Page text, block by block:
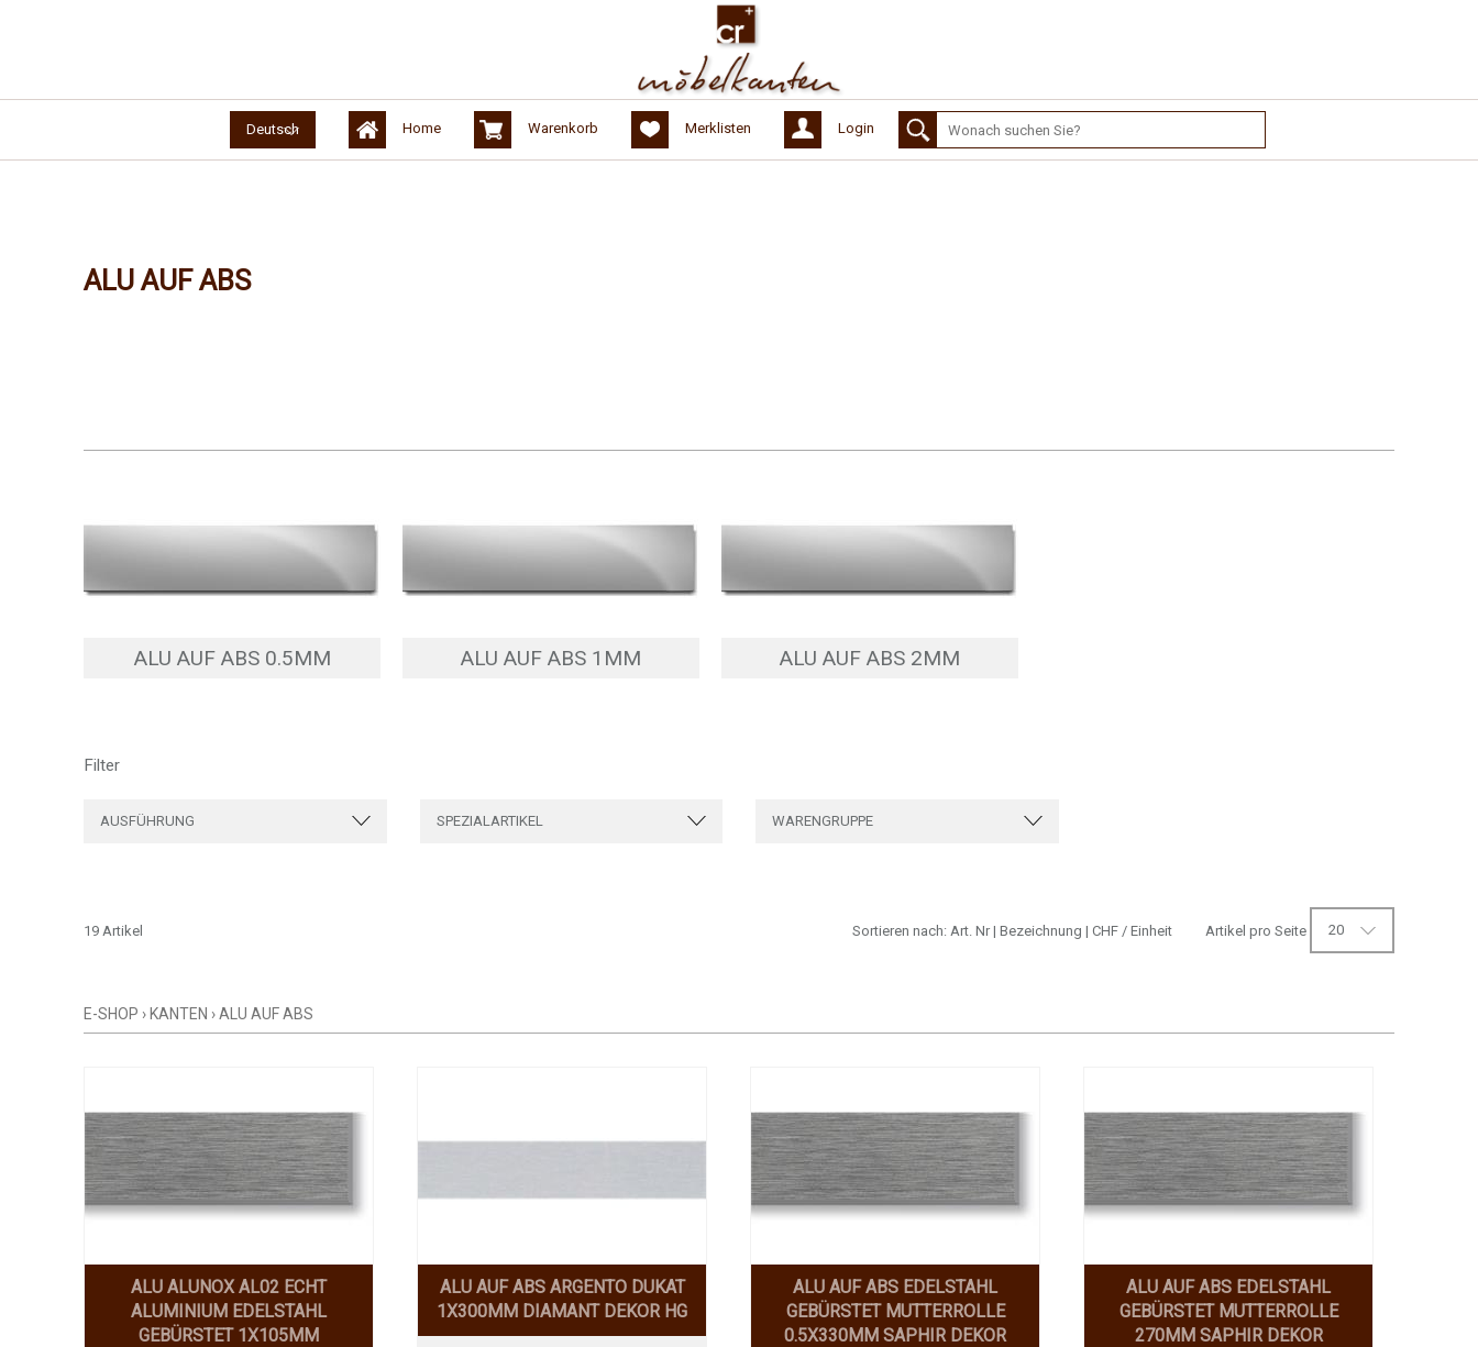
Deutsch Home Warenkorb Merklisten Login
ALU AUF ABS
ALU AUF ABS 0.5MM ALU AUF ABS 1MM ALU AUF ABS 2MM
Filter
AUSFÜHRUNG SPEZIALARTIKEL WARENGRUPPE
Artikel pro Seite 20
Sortieren nach: Art. Nr | Bezeichnung | CHF / Einheit
19 Artikel
E-SHOP › KANTEN ›ALU AUF ABS
ALU ALUNOX AL02 ECHT
ALUMINIUM EDELSTAHL
GEBÜRSTET 1X105MM
ALU AUF ABS ARGENTO DUKAT
1X300MM DIAMANT DEKOR HG
ALU AUF ABS EDELSTAHL
GEBÜRSTET MUTTERROLLE
0.5X330MM SAPHIR DEKOR
ALU AUF ABS EDELSTAHL
GEBÜRSTET MUTTERROLLE
270MM SAPHIR DEKOR